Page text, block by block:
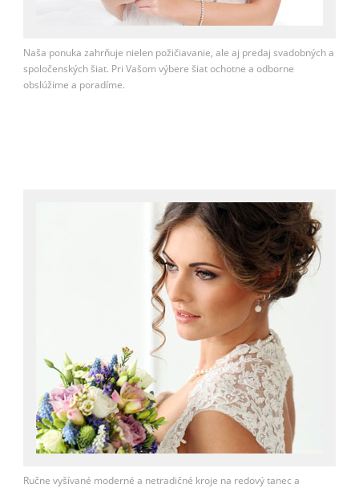
Naša ponuka zahrňuje nielen požičiavanie, ale aj predaj svadobných a
spoločenských šiat. Pri Vašom výbere šiat ochotne a odborne
obslúžime a poradíme.
Ručne vyšívané moderné a netradičné kroje na redový tanec a